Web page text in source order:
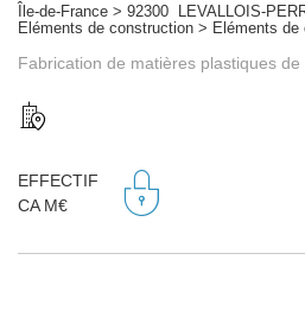
Île-de-France > 92300 LEVALLOIS-
Eléments de construction > Eléments de
Fabrication de matières plastiques
EFFECTIF
CA M€